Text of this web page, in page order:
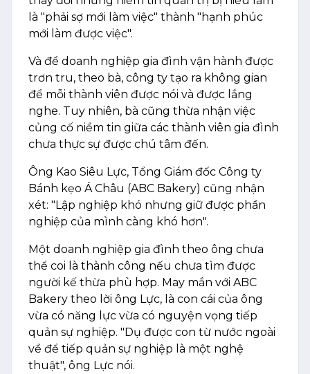
là "phải sợ mới làm việc" thành "hạnh phúc
mới làm được việc".
Và để doanh nghiệp gia đình vận hành được
trơn tru, theo bà, công ty tạo ra không gian
để mỗi thành viên được nói và được lắng
nghe. Tuy nhiên, bà cũng thừa nhận việc
củng cố niềm tin giữa các thành viên gia đình
chưa thực sự được chú tâm đến.
Ông Kao Siêu Lực, Tổng Giám đốc Công ty
Bánh kẹo Á Châu (ABC Bakery) cũng nhận
xét: "Lập nghiệp khó nhưng giữ được phần
nghiệp của mình càng khó hơn".
Một doanh nghiệp gia đình theo ông chưa
thể coi là thành công nếu chưa tìm được
người kế thừa phù hợp. May mắn với ABC
Bakery theo lời ông Lực, là con cái của ông
vừa có năng lực vừa có nguyện vọng tiếp
quản sự nghiệp. "Dụ được con từ nước ngoài
về để tiếp quản sự nghiệp là một nghệ
thuật", ông Lực nói.